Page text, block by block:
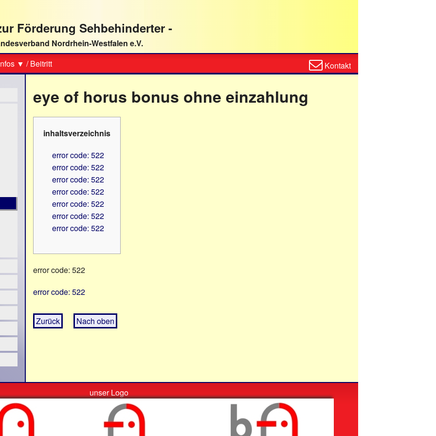
Förderung Sehbehinderter -
Nordrhein-Westfalen e.V.
▼ /Beitritt
Kontaktformular
Kontakt
eye of horus bonus ohne einzahlung
inhaltsverzeichnis
error code: 522
error code: 522
error code: 522
error code: 522
error code: 522
error code: 522
error code: 522
error code: 522
error code: 522
Zurück Nach oben
unser Logo